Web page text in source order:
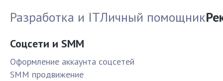
Разработка и ITЛичный помощник
Соцсети и SMM
Оформление аккаунта соцсетей
SMM продвижение